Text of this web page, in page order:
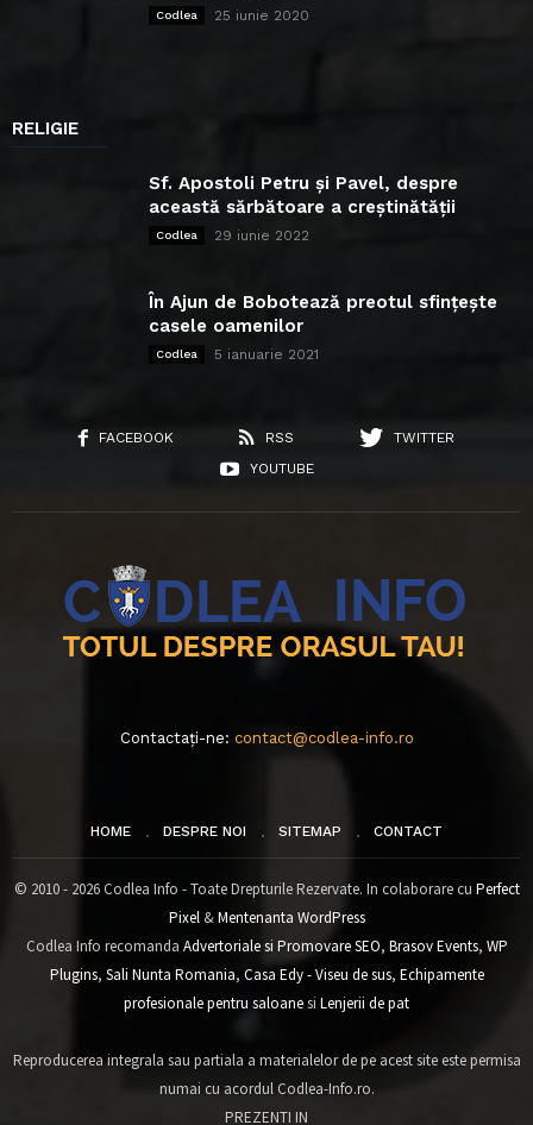
Codlea 25 iunie 2020
RELIGIE
Sf. Apostoli Petru și Pavel, despre
această sărbătoare a creștinătății
Codlea 29 iunie 2022
În Ajun de Bobotează preotul sfințește
casele oamenilor
Codlea 5 ianuarie 2021
FACEBOOK RSS
TWITTER
YOUTUBE
Contactați-ne: contact@codlea-info.ro
HOME DESPRE NOI SITEMAP CONTACT
© 2010 - 2026 Codlea Info - Toate Drepturile Rezervate. In colaborare cu Perfect
Pixel&Mentenanta WordPress
Codlea Info recomanda Advertoriale si Promovare SEO, Brasov Events, WP
Plugins, Sali Nunta Romania, Casa Edy - Viseu de sus, Echipamente
profesionale pentru saloanesi Lenjerii de pat
Reproducerea integrala sau partiala a materialelor de pe acest site este permisa
numai cu acordul Codlea-Info.ro.
PREZENTI IN